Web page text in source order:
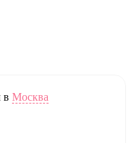
в Москва